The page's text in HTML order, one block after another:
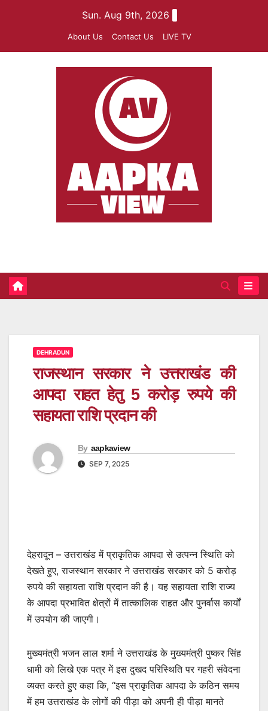
Sun. Aug 9th, 2026
About Us Contact Us LIVE TV
DEHRADUN
राजस्थान सरकार ने उत्तराखंड की
आपदा राहत हेतु 5 करोड़ रुपये की
सहायता राशि प्रदान की
By aapkaview
SEP 7, 2025
देहरादून – उत्तराखंड में प्राकृतिक आपदा से उत्पन्न स्थिति को
देखते हुए, राजस्थान सरकार ने उत्तराखंड सरकार को 5 करोड़
रुपये की सहायता राशि प्रदान की है। यह सहायता राशि राज्य
के आपदा प्रभावित क्षेत्रों में तात्कालिक राहत और पुनर्वास कार्यों
में उपयोग की जाएगी।
मुख्यमंत्री भजन लाल शर्मा ने उत्तराखंड के मुख्यमंत्री पुष्कर सिंह
धामी को लिखे एक पत्र में इस दुखद परिस्थिति पर गहरी संवेदना
व्यक्त करते हुए कहा कि, “इस प्राकृतिक आपदा के कठिन समय
में हम उत्तराखंड के लोगों की पीड़ा को अपनी ही पीड़ा मानते